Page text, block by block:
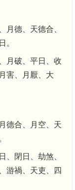
月德、天德合、
。
月破、平日、收
害、月厭、大
德合、月空、天
、閉日、劫煞、
游禍、天吏、四